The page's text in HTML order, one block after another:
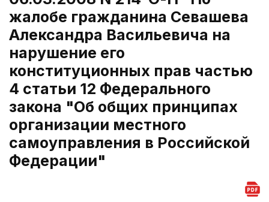
жалобе гражданина Севашева
Александра Васильевича на
нарушение его
конституционных прав частью
4 статьи 12 Федерального
закона "Об общих принципах
организации местного
самоуправления в Российской
Федерации"